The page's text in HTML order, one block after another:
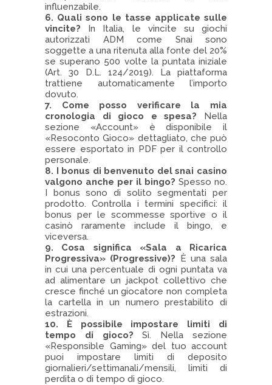
influenzabile.
6. Quali sono le tasse applicate sulle
vincite? In Italia, le vincite su giochi
autorizzati ADM come Snai sono
soggette a una ritenuta alla fonte del 20%
se superano 500 volte la puntata iniziale
(Art. 30 D.L. 124/2019). La piattaforma
trattiene automaticamente l’importo
dovuto.
7. Come posso verificare la mia
cronologia di gioco e spesa? Nella
sezione «Account» è disponibile il
«Resoconto Gioco» dettagliato, che può
essere esportato in PDF per il controllo
personale.
8. I bonus di benvenuto delsnai casino
valgono anche per il bingo? Spesso no.
I bonus sono di solito segmentati per
prodotto. Controlla i termini specifici: il
bonus per le scommesse sportive o il
casinò raramente include il bingo, e
viceversa.
9. Cosa significa «Sala a Ricarica
Progressiva» (Progressive)? È una sala
in cui una percentuale di ogni puntata va
ad alimentare un jackpot collettivo che
cresce finché un giocatore non completa
la cartella in un numero prestabilito di
estrazioni.
10. È possibile impostare limiti di
tempo di gioco? Sì. Nella sezione
«Responsible Gaming» del tuo account
puoi impostare limiti di deposito
giornalieri/settimanali/mensili, limiti di
perdita o di tempo di gioco.